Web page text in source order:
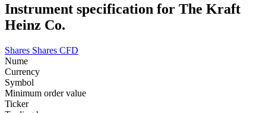
Instrument specification for The Kraft
Heinz Co.
Shares Shares CFD
Nume
Currency
Symbol
Minimum order value
Ticker